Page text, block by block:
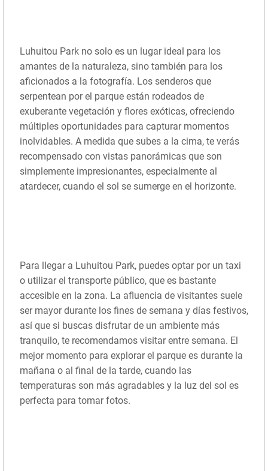
Luhuitou Park no solo es un lugar ideal para los
amantes de la naturaleza, sino también para los
aficionados a la fotografía. Los senderos que
serpentean por el parque están rodeados de
exuberante vegetación y flores exóticas, ofreciendo
múltiples oportunidades para capturar momentos
inolvidables. A medida que subes a la cima, te verás
recompensado con vistas panorámicas que son
simplemente impresionantes, especialmente al
atardecer, cuando el sol se sumerge en el horizonte.
Para llegar a Luhuitou Park, puedes optar por un taxi
o utilizar el transporte público, que es bastante
accesible en la zona. La afluencia de visitantes suele
ser mayor durante los fines de semana y días festivos,
así que si buscas disfrutar de un ambiente más
tranquilo, te recomendamos visitar entre semana. El
mejor momento para explorar el parque es durante la
mañana o al final de la tarde, cuando las
temperaturas son más agradables y la luz del sol es
perfecta para tomar fotos.